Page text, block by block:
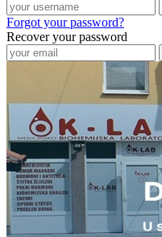
Forgot your password?
Recover your password